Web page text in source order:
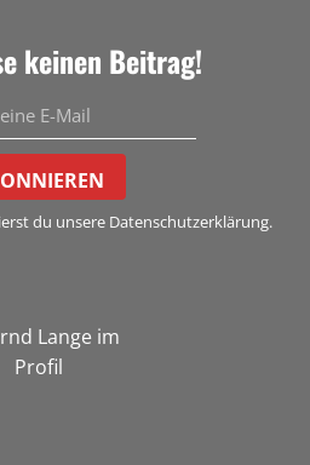
keinen Beitrag!
du unsere Datenschutzerklärung.